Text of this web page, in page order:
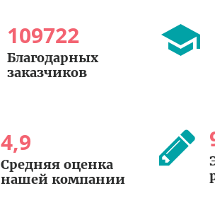
109722
Благодарных
заказчиков
4,9
Средняя оценка
нашей компании